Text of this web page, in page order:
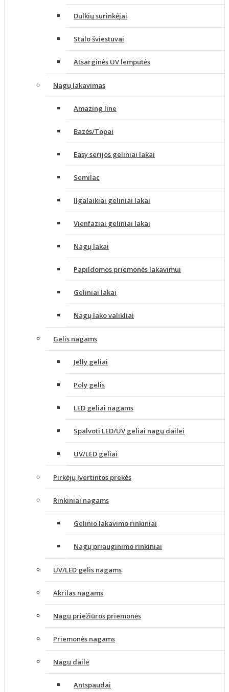
Dulkių surinkėjai
Stalo šviestuvai
Atsarginės UV lemputės
Nagų lakavimas
Amazing line
Bazės/Topai
Easy serijos geliniai lakai
Semilac
Ilgalaikiai geliniai lakai
Vienfaziai geliniai lakai
Nagų lakai
Papildomos priemonės lakavimui
Geliniai lakai
Nagų lako valikliai
Gelis nagams
Jelly geliai
Poly gelis
LED geliai nagams
Spalvoti LED/UV geliai nagų dailei
UV/LED geliai
Pirkėjų įvertintos prekės
Rinkiniai nagams
Gelinio lakavimo rinkiniai
Nagų priauginimo rinkiniai
UV/LED gelis nagams
Akrilas nagams
Nagų priežiūros priemonės
Priemonės nagams
Nagų dailė
Antspaudai